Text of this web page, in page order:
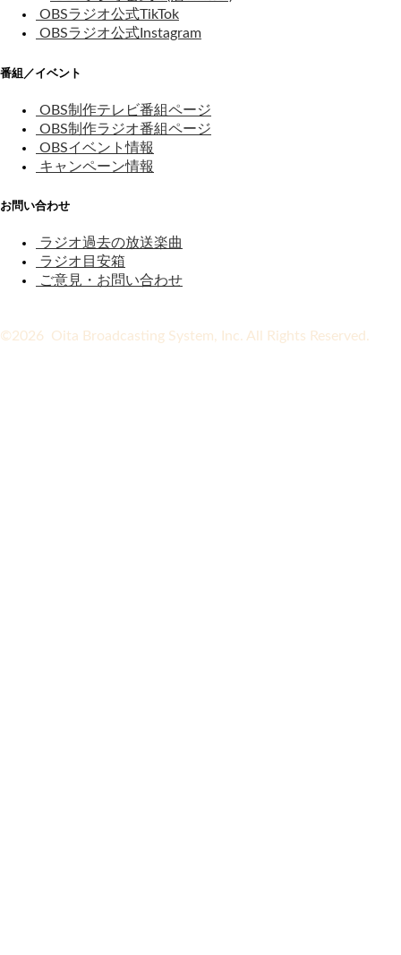
OBSラジオ公式TikTok
OBSラジオ公式Instagram
番組／イベント
OBS制作テレビ番組ページ
OBS制作ラジオ番組ページ
OBSイベント情報
キャンペーン情報
お問い合わせ
ラジオ過去の放送楽曲
ラジオ目安箱
ご意見・お問い合わせ
©2026 Oita Broadcasting System, Inc. All Rights Reserved.